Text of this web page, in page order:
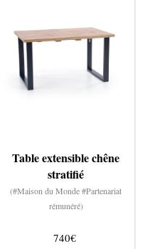
Table extensible chêne
stratifié
(#Maison du Monde #Partenariat
rémunéré)
740€